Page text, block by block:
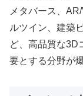
メタバース、
ルツイン、建築
ど、高品質な3D
要とする分野が